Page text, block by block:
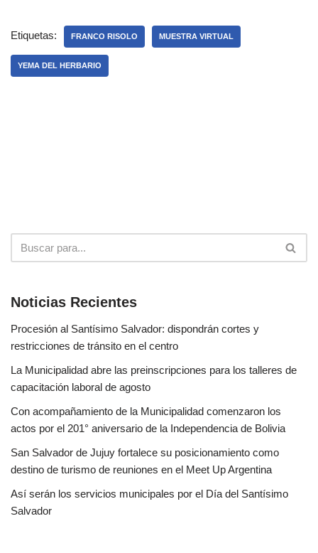
Etiquetas: FRANCO RISOLO MUESTRA VIRTUAL
YEMA DEL HERBARIO
Noticias Recientes
Procesión al Santísimo Salvador: dispondrán cortes y
restricciones de tránsito en el centro
La Municipalidad abre las preinscripciones para los talleres de
capacitación laboral de agosto
Con acompañamiento de la Municipalidad comenzaron los
actos por el 201° aniversario de la Independencia de Bolivia
San Salvador de Jujuy fortalece su posicionamiento como
destino de turismo de reuniones en el Meet Up Argentina
Así serán los servicios municipales por el Día del Santísimo
Salvador